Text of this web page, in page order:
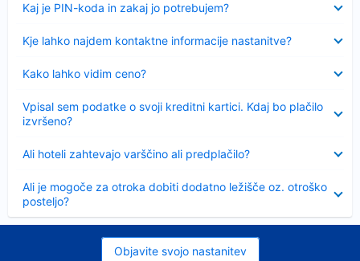
Kaj je PIN-koda in zakaj jo potrebujem?
Kje lahko najdem kontaktne informacije nastanitve?
Kako lahko vidim ceno?
Vpisal sem podatke o svoji kreditni kartici. Kdaj bo plačilo
izvršeno?
Ali hoteli zahtevajo varščino ali predplačilo?
Ali je mogoče za otroka dobiti dodatno ležišče oz. otroško
posteljo?
Objavite svojo nastanitev